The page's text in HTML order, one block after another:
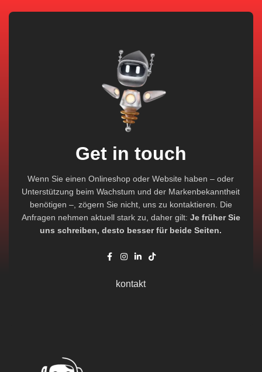
Get in touch
Wenn Sie einen Onlineshop oder Website haben – oder
Unterstützung beim Wachstum und der Markenbekanntheit
benötigen –, zögern Sie nicht, uns zu kontaktieren. Die
Anfragen nehmen aktuell stark zu, daher gilt: Je früher Sie
uns schreiben, desto besser für beide Seiten.
kontakt